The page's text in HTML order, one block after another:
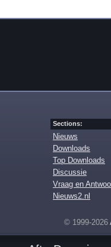
Sections:
Nieuws
Downloads
Top Downloads
Discussie
Vraag en
Nieuws2.nl
© 1999-2026